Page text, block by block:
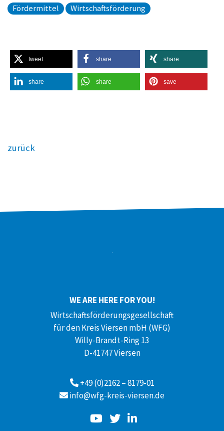
Fördermittel Wirtschaftsförderung
tweet share share
share share save
zurück
WE ARE HERE FOR YOU!
Wirtschaftsförderungsgesellschaft
für den Kreis Viersen mbH (WFG)
Willy-Brandt-Ring 13
D-41747 Viersen
+49 (0)2162 – 8179-01
info@wfg-kreis-viersen.de